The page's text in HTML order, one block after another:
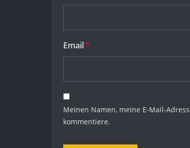
Email*
Meinen Namen, meine E-Mail-
kommentiere.